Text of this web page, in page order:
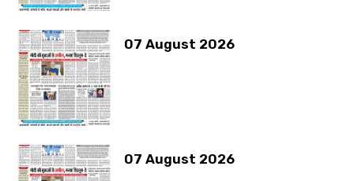
07 August 2026
07 August 2026